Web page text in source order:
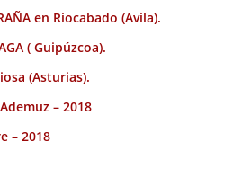
en Riocabado (Avila).
( Guipúzcoa).
(Asturias).
– 2018
– 2018